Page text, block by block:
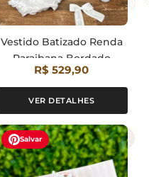
Vestido Batizado Renda
Paraibana Bordado
Manual Rococó Branco
R$ 529,90
VER DETALHES
Salvar